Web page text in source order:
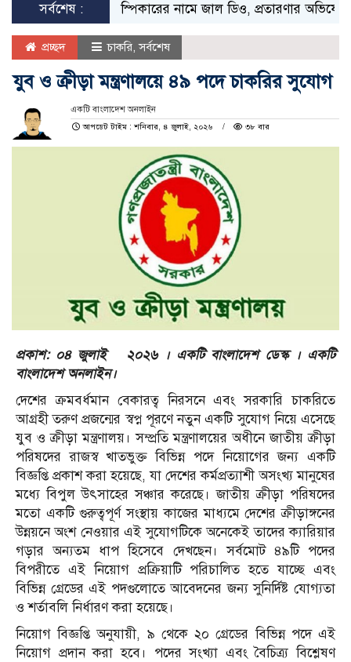
সর্বশেষ :স্পিকারের নামে জাল ডিও, প্রতারণার অভিযোগে
প্রচ্ছদ চাকরি,সর্বশেষ
যুব ও ক্রীড়া মন্ত্রণালয়ে ৪৯ পদে চাকরির সুযোগ
একটি বাংলাদেশ অনলাইন
আপডেট টাইম : শনিবার, ৪ জুলাই, ২০২৬
৩৮ বার
প্রকাশ: ০৪ জুলাই ২০২৬ । একটি বাংলাদেশ ডেস্ক । একটি
বাংলাদেশ অনলাইন।
দেশের ক্রমবর্ধমান বেকারত্ব নিরসনে এবং সরকারি চাকরিতে
আগ্রহী তরুণ প্রজন্মের স্বপ্ন পূরণে নতুন একটি সুযোগ নিয়ে এসেছে
যুব ও ক্রীড়া মন্ত্রণালয়। সম্প্রতি মন্ত্রণালয়ের অধীনে জাতীয় ক্রীড়া
পরিষদের রাজস্ব খাতভুক্ত বিভিন্ন পদে নিয়োগের জন্য একটি
বিজ্ঞপ্তি প্রকাশ করা হয়েছে, যা দেশের কর্মপ্রত্যাশী অসংখ্য মানুষের
মধ্যে বিপুল উৎসাহের সঞ্চার করেছে। জাতীয় ক্রীড়া পরিষদের
মতো একটি গুরুত্বপূর্ণ সংস্থায় কাজের মাধ্যমে দেশের ক্রীড়াঙ্গনের
উন্নয়নে অংশ নেওয়ার এই সুযোগটিকে অনেকেই তাদের ক্যারিয়ার
গড়ার অন্যতম ধাপ হিসেবে দেখছেন। সর্বমোট ৪৯টি পদের
বিপরীতে এই নিয়োগ প্রক্রিয়াটি পরিচালিত হতে যাচ্ছে এবং
বিভিন্ন গ্রেডের এই পদগুলোতে আবেদনের জন্য সুনির্দিষ্ট যোগ্যতা
ও শর্তাবলি নির্ধারণ করা হয়েছে।
নিয়োগ বিজ্ঞপ্তি অনুযায়ী, ৯ থেকে ২০ গ্রেডের বিভিন্ন পদে এই
নিয়োগ প্রদান করা হবে। পদের সংখ্যা এবং বৈচিত্র্য বিশ্লেষণ